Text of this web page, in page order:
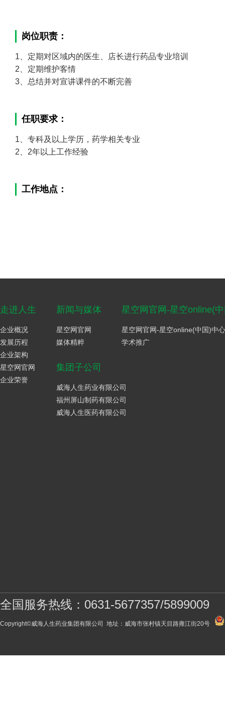
岗位职责：
1、定期对区域内的医生、店长进行药品专业培训
2、定期维护客情
3、总结并对宣讲课件的不断完善
任职要求：
1、专科及以上学历，药学相关专业
2、2年以上工作经验
工作地点：
走进人生
企业概况
发展历程
企业架构
星空网官网
企业荣誉
新闻与媒体
星空网官网
媒体精粹
星空网官网-星空online(
星空网官网-星空online(中国)中心
学术推广
集团子公司
威海人生药业有限公司
福州屏山制药有限公司
威海人生医药有限公司
全国服务热线：0631-5677357/5899009
Copyright©威海人生药业集团有限公司 地址：威海市张村镇天目路雍江街20号